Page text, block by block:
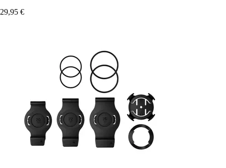
29,95 €